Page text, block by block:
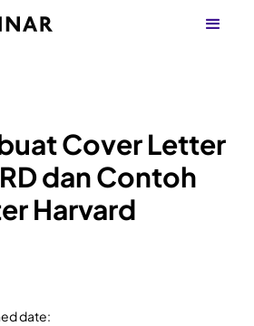
Cover Letter
dan Contoh
Harvard
date: